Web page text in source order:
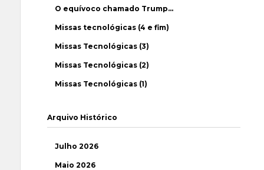
O equívoco chamado Trump…
Missas tecnológicas (4 e fim)
Missas Tecnológicas (3)
Missas Tecnológicas (2)
Missas Tecnológicas (1)
Arquivo Histórico
Julho 2026
Maio 2026